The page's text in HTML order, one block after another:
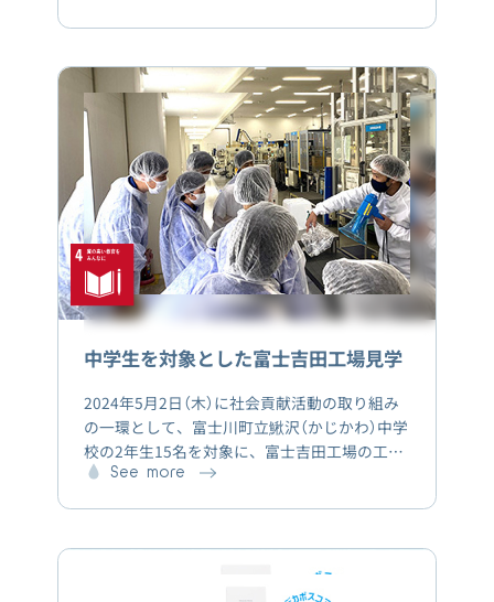
新町」にて食品ロスについての基本的な知識を
学び、アクアポニックス（養殖×水耕栽培）で育
てられた魚や野菜の収穫体験を行いました。そ
の後、ミシュラン星付きレストランシェフであ
る竹村竜二氏から、①食品ロス問題に対するご
自身の想い、②家庭から出た廃材を使用した簡
単な食品ロス対策などについてお話しいただき
ました。また竹村氏考案の野菜の皮やヘタなど
「食品ロスに繋がりやすい食材」を用いた簡単レ
シピで料理教室を実施しました。
中学生を対象とした富士吉田工場見学
2024年5月2日（木）に社会貢献活動の取り組み
の一環として、富士川町立鰍沢（かじかわ）中学
校の2年生15名を対象に、富士吉田工場の工場
見学を実施しました。当日は工場の紹介後、ブ
製造工程などについて学んでいただきました。
See more